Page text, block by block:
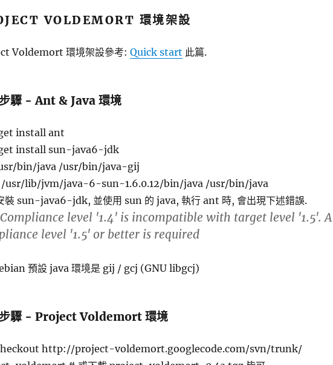
VOLDEMORT 環境架設
Voldemort 環境架設參考: Quick start 此篇.
驟 - Ant & Java 環境
install ant
install sun-java6-jdk
bin/java /usr/bin/java-gij
usr/lib/jvm/java-6-sun-1.6.0.12/bin/java /usr/bin/java
裝 sun-java6-jdk, 並使用 sun 的 java, 執行 ant 時, 會出現下述錯誤.
level '1.4' is incompatible with target level '1.5'. A
level '1.5' or better is required
預設 java 環境是 gij / gcj (GNU libgcj)
驟 - Project Voldemort 環境
http://project-voldemort.googlecode.com/svn/trunk/